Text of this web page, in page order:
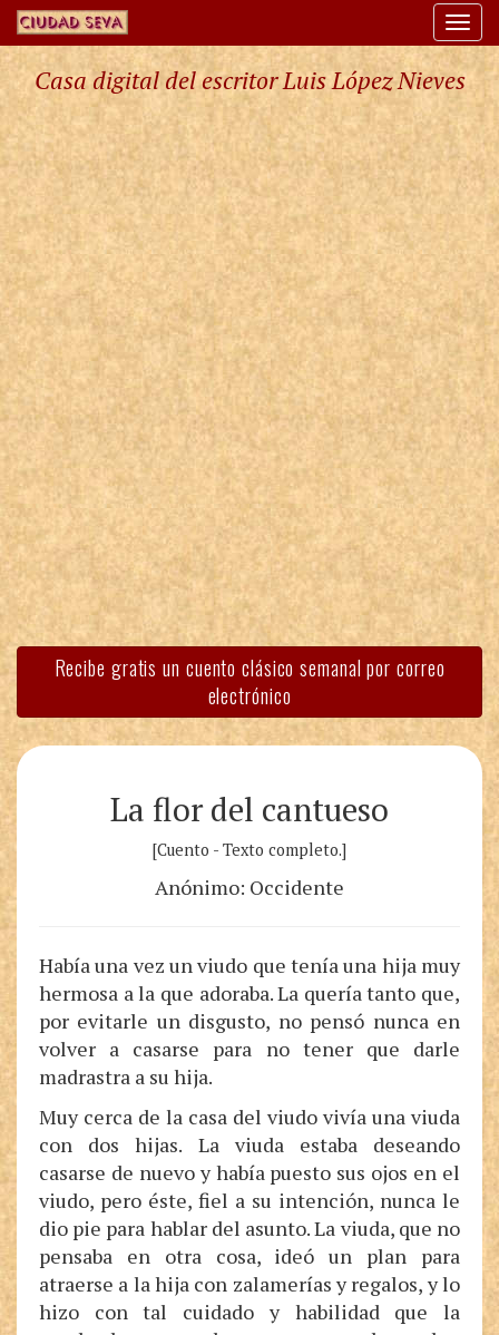
Casa digital del escritor Luis López Nieves
Recibe gratis un cuento clásico semanal por correo
electrónico
La flor del cantueso
[Cuento - Texto completo.]
Anónimo: Occidente
Había una vez un viudo que tenía una hija muy
hermosa a la que adoraba. La quería tanto que,
por evitarle un disgusto, no pensó nunca en
volver a casarse para no tener que darle
madrastra a su hija.
Muy cerca de la casa del viudo vivía una viuda
con dos hijas. La viuda estaba deseando
casarse de nuevo y había puesto sus ojos en el
viudo, pero éste, fiel a su intención, nunca le
dio pie para hablar del asunto. La viuda, que no
pensaba en otra cosa, ideó un plan para
atraerse a la hija con zalamerías y regalos, y lo
hizo con tal cuidado y habilidad que la